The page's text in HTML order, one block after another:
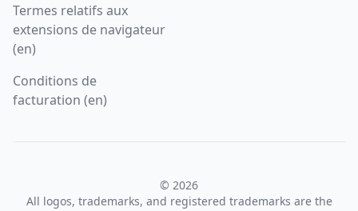
Termes relatifs aux
extensions de navigateur
(en)
Conditions de
facturation (en)
© 2026
All logos, trademarks, and registered trademarks are the